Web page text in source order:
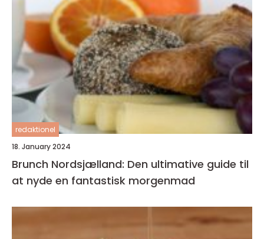
redaktionel
18. January 2024
Brunch Nordsjælland: Den ultimative guide til
at nyde en fantastisk morgenmad